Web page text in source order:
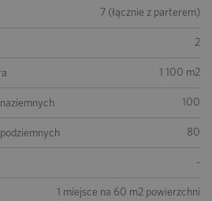
7 (łącznie z parterem)
2
1 100 m2
100
80
-
1 miejsce na 60 m2 powierzchni